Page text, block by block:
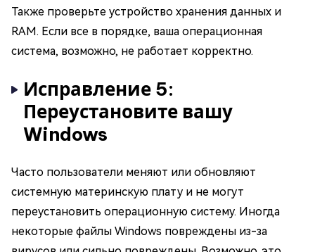
Также проверьте устройство хранения данных и
RAM. Если все в порядке, ваша операционная
система, возможно, не работает корректно.
Исправление 5:
Переустановите вашу
Windows
Часто пользователи меняют или обновляют
системную материнскую плату и не могут
переустановить операционную систему. Иногда
некоторые файлы Windows повреждены из-за